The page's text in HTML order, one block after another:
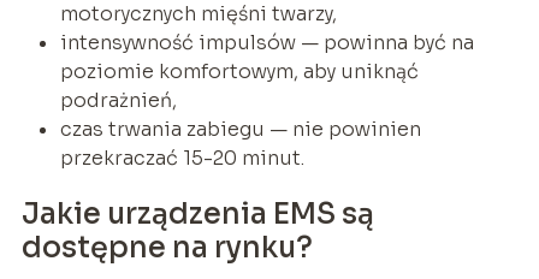
motorycznych mięśni twarzy,
intensywność impulsów — powinna być na
poziomie komfortowym, aby uniknąć
podrażnień,
czas trwania zabiegu — nie powinien
przekraczać 15-20 minut.
Jakie urządzenia EMS są
dostępne na rynku?